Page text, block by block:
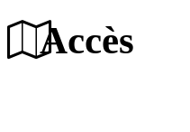
Accès